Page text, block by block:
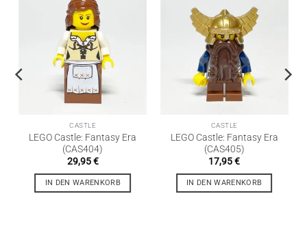
CASTLE
LEGO Castle: Fantasy Era
(CAS404)
29,95€
IN DEN WARENKORB
CASTLE
LEGO Castle: Fantasy Era
(CAS405)
17,95€
IN DEN WARENKORB